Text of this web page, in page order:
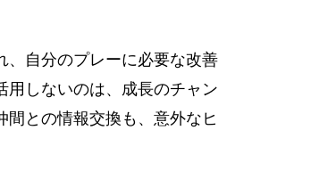
、自分のプレーに必要な改善
用しないのは、成長のチャン
との情報交換も、意外なヒ